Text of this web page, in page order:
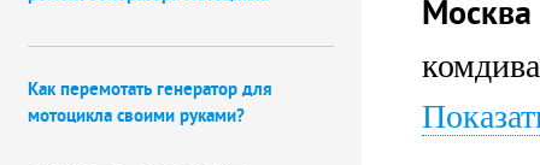
Москва
Как перемотать генератор для
мотоцикла своими руками?